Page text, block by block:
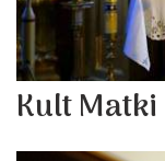
Kult Matki